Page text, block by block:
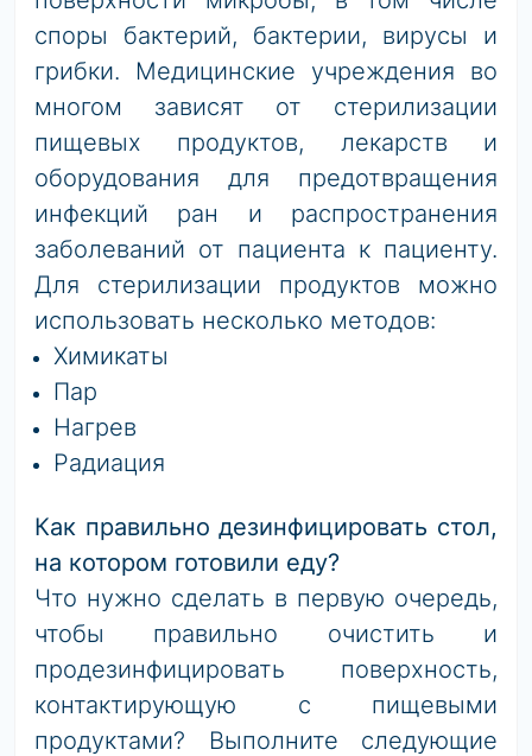
споры бактерий, бактерии, вирусы и
грибки. Медицинские учреждения во
многом зависят от стерилизации
пищевых продуктов, лекарств и
оборудования для предотвращения
инфекций ран и распространения
заболеваний от пациента к пациенту.
Для стерилизации продуктов можно
использовать несколько методов:
Химикаты
Пар
Нагрев
Радиация
Как правильно дезинфицировать стол,
на котором готовили еду?
Что нужно сделать в первую очередь,
чтобы правильно очистить и
продезинфицировать поверхность,
контактирующую с пищевыми
продуктами? Выполните следующие